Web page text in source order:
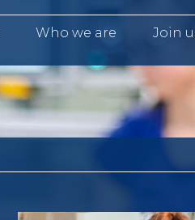
Who we are Join